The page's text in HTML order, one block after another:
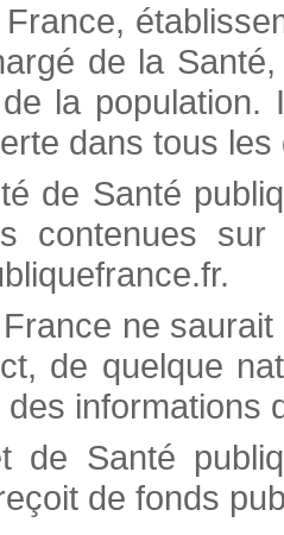
de la
la
dans tous
de Santé
contenues
ne
de quelque
informations
de Santé
de fonds